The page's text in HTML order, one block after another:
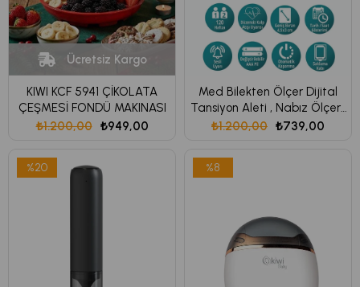
KIWI KCF 5941 ÇİKOLATA
ÇEŞMESİ FONDÜ MAKINASI
₺949,00
₺1.200,00
Ücretsiz Kargo
Med Bilekten Ölçer Dijital
Tansiyon Aleti , Nabız Ölçer ,
2 X 120 Ölçüm Hafıza ,
₺739,00
₺1.200,00
%20 %8